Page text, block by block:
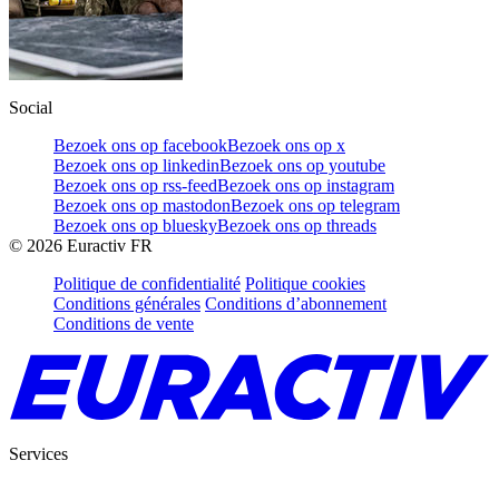
Social
Bezoek ons op facebookBezoek ons op x
Bezoek ons op linkedinBezoek ons op youtube
Bezoek ons op rss-feedBezoek ons op instagram
Bezoek ons op mastodonBezoek ons op telegram
Bezoek ons op blueskyBezoek ons op threads
© 2026 Euractiv FR
Politique de confidentialité Politique cookies
Conditions générales Conditions d’abonnement
Conditions de vente
Services